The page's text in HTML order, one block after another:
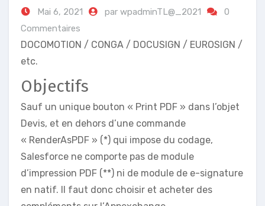
Mai 6, 2021 par wpadminTL@_2021
0
Commentaires
DOCOMOTION / CONGA / DOCUSIGN / EUROSIGN /
etc.
Objectifs
Sauf un unique bouton « Print PDF » dans l’objet
Devis, et en dehors d’une commande
« RenderAsPDF » (*) qui impose du codage,
Salesforce ne comporte pas de module
d’impression PDF (**) ni de module de e-signature
en natif. Il faut donc choisir et acheter des